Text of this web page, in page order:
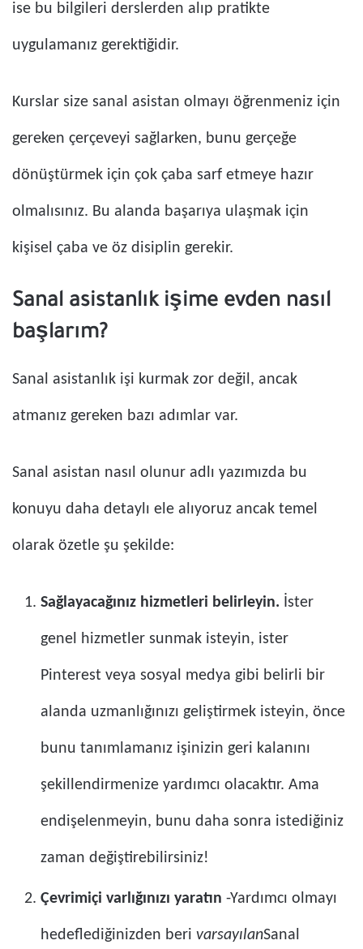
ise bu bilgileri derslerden alıp pratikte
uygulamanız gerektiğidir.
Kurslar size sanal asistan olmayı öğrenmeniz için
gereken çerçeveyi sağlarken, bunu gerçeğe
dönüştürmek için çok çaba sarf etmeye hazır
olmalısınız. Bu alanda başarıya ulaşmak için
kişisel çaba ve öz disiplin gerekir.
Sanal asistanlık işime evden nasıl
başlarım?
Sanal asistanlık işi kurmak zor değil, ancak
atmanız gereken bazı adımlar var.
Sanal asistan nasıl olunur adlı yazımızda bu
konuyu daha detaylı ele alıyoruz ancak temel
olarak özetle şu şekilde:
Sağlayacağınız hizmetleri belirleyin. İster
genel hizmetler sunmak isteyin, ister
Pinterest veya sosyal medya gibi belirli bir
alanda uzmanlığınızı geliştirmek isteyin, önce
bunu tanımlamanız işinizin geri kalanını
şekillendirmenize yardımcı olacaktır. Ama
endişelenmeyin, bunu daha sonra istediğiniz
zaman değiştirebilirsiniz!
Çevrimiçi varlığınızı yaratın -Yardımcı olmayı
hedeflediğinizden beri varsayılanSanal